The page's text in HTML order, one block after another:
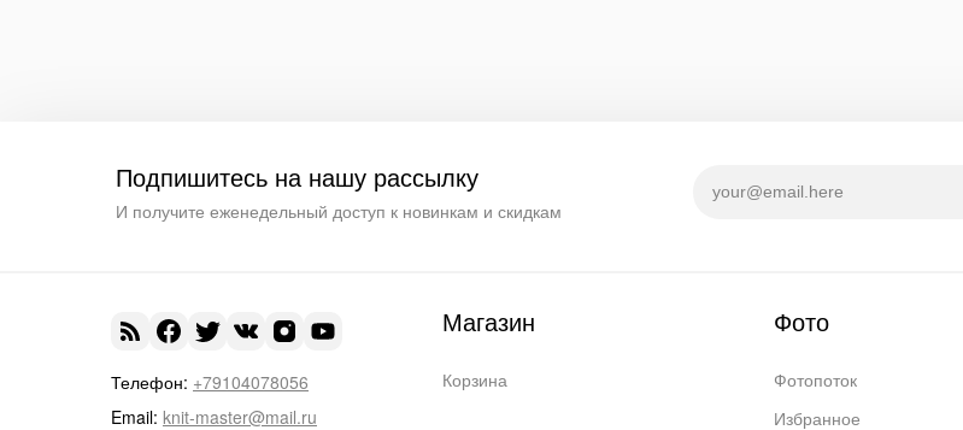
Подпишитесь на нашу рассылку
И получите еженедельный доступ к новинкам и скидкам
Телефон: +79104078056
Email: knit-master@mail.ru
Магазин
Корзина
Фото
Фотопоток
Избранное